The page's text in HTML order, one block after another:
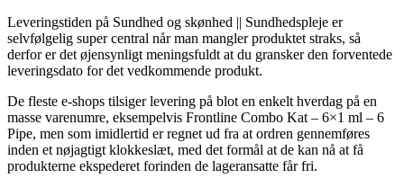
Leveringstiden på Sundhed og skønhed || Sundhedspleje er
selvfølgelig super central når man mangler produktet straks, så
derfor er det øjensynligt meningsfuldt at du gransker den forventede
leveringsdato for det vedkommende produkt.
De fleste e-shops tilsiger levering på blot en enkelt hverdag på en
masse varenumre, eksempelvis Frontline Combo Kat – 6×1 ml – 6
Pipe, men som imidlertid er regnet ud fra at ordren gennemføres
inden et nøjagtigt klokkeslæt, med det formål at de kan nå at få
produkterne ekspederet forinden de lageransatte får fri.